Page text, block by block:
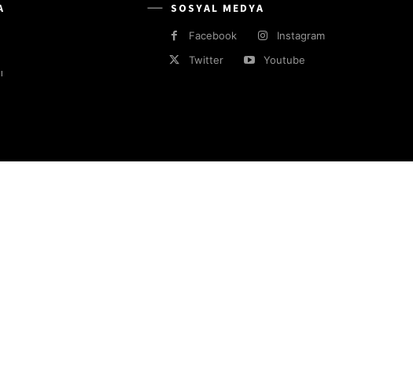
SOSYAL MEDYA
Facebook
Instagram
Twitter
Youtube